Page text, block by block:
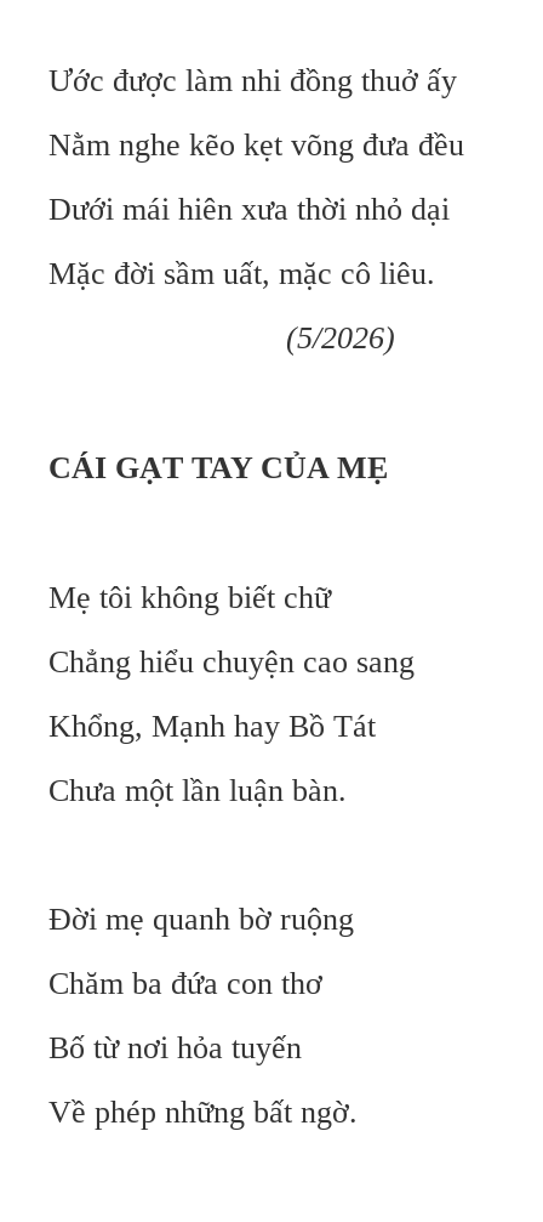
Ước được làm nhi đồng thuở ấy
Nằm nghe kẽo kẹt võng đưa đều
Dưới mái hiên xưa thời nhỏ dại
Mặc đời sầm uất, mặc cô liêu.
(5/2026)
CÁI GẠT TAY CỦA MẸ
Mẹ tôi không biết chữ
Chẳng hiểu chuyện cao sang
Khổng, Mạnh hay Bồ Tát
Chưa một lần luận bàn.
Đời mẹ quanh bờ ruộng
Chăm ba đứa con thơ
Bố từ nơi hỏa tuyến
Về phép những bất ngờ.